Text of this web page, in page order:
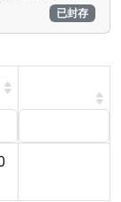
已封存